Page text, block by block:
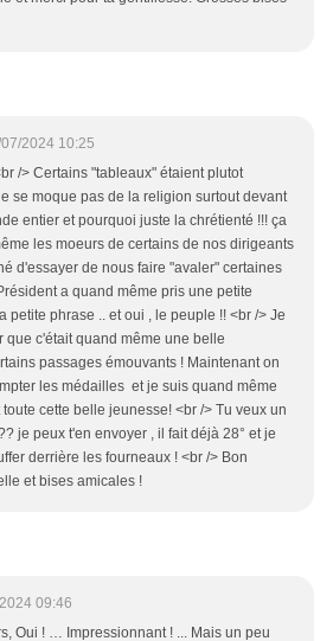
2024 10:25
/> Certains "tableaux" étaient plutot
se moque pas de la religion surtout devant
entier et pourquoi juste la chrétienté !!! ça
les moeurs de certains de nos dirigeants
d'essayer de nous faire "avaler" certaines
a quand même pris une petite
petite phrase .. et oui , le peuple !! <br /> Je
que c'était quand même une belle
passages émouvants ! Maintenant on
les médailles et je suis quand même
cette belle jeunesse! <br /> Tu veux un
je peux t'en envoyer , il fait déjà 28° et je
derrière les fourneaux ! <br /> Bon
et bises amicales !
09:46
Oui ! … Impressionnant ! ... Mais un peu